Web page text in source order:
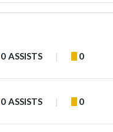
0 ASSISTS 0
0 ASSISTS 0